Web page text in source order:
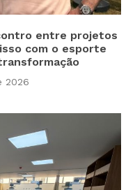
entre projetos
com o esporte
2026